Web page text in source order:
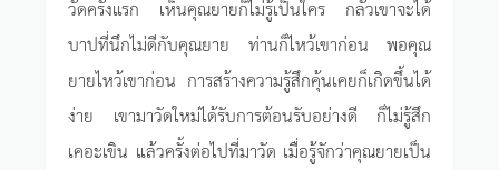
วัดครั้งแรก เห็นคุณยายก็ไม่รู้เป็นใคร กลัวเขาจะได้
บาปที่นึกไม่ดีกับคุณยาย ท่านก็ไหว้เขาก่อน พอคุณ
ยายไหว้เขาก่อน การสร้างความรู้สึกคุ้นเคยก็เกิดขึ้นได้
ง่าย เขามาวัดใหม่ได้รับการต้อนรับอย่างดี ก็ไม่รู้สึก
เคอะเขิน แล้วครั้งต่อไปที่มาวัด เมื่อรู้จักว่าคุณยายเป็น